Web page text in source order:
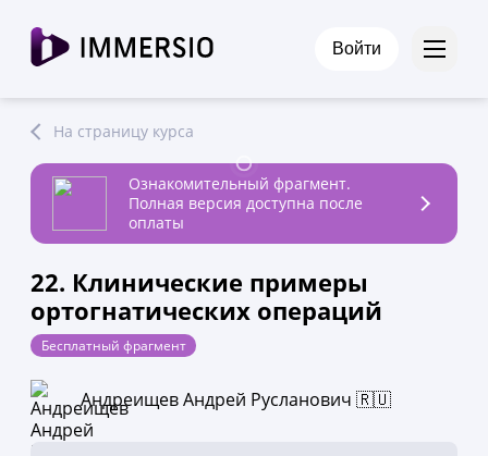
Войти
На страницу курса
Ознакомительный фрагмент.
Полная версия доступна после
оплаты
22. Клинические примеры
ортогнатических операций
Бесплатный фрагмент
Андреищев Андрей Русланович 🇷🇺